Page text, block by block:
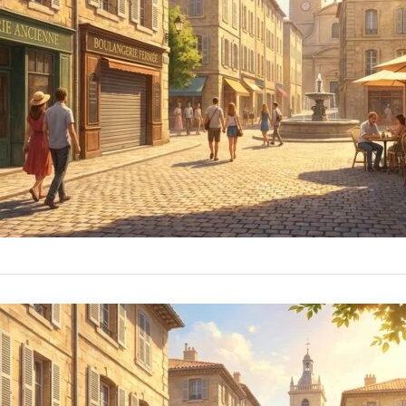
nebyla jako z
fabogawapo21204
ZAJÍMAVOSTI
Proč
Proč karel gott